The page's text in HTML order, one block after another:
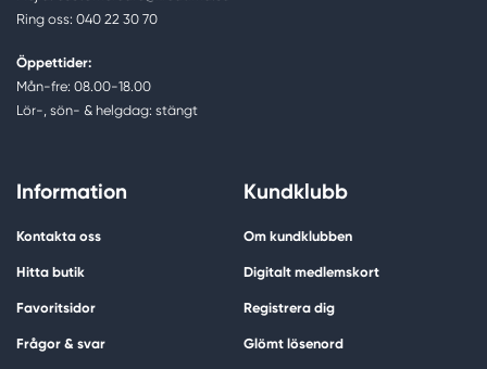
Ring oss: 040 22 30 70
Öppettider:
Mån-fre: 08.00-18.00
Lör-, sön- & helgdag: stängt
Information
Kontakta oss
Hitta butik
Favoritsidor
Frågor & svar
Kundklubb
Om kundklubben
Digitalt medlemskort
Registrera dig
Glömt lösenord